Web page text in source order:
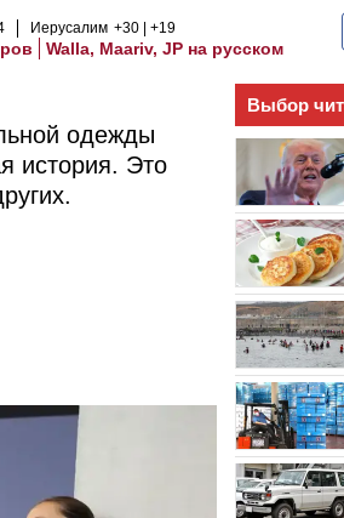
Иерусалим +30 +19
Walla, Maariv, JP на русском
одежды
история. Это
Выбор